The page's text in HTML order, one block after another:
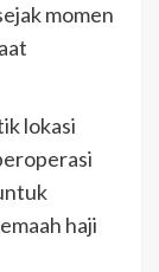
momen
lokasi
haji